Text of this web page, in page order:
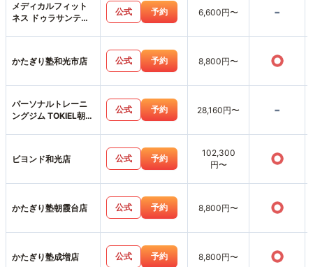
メディカルフィット
ネス ドゥラサンテ本
公式 予約 6,600円〜 -
かたぎり塾和光市店 公式 予約 8,800円〜 ○
パーソナルトレーニ
ングジム TOKIEL朝霞
公式 予約 28,160円〜 -
ビヨンド和光店 公式 予約
102,300
円〜
○
かたぎり塾朝霞台店 公式 予約 8,800円〜 ○
かたぎり塾成増店 公式 予約 8,800円〜 ○